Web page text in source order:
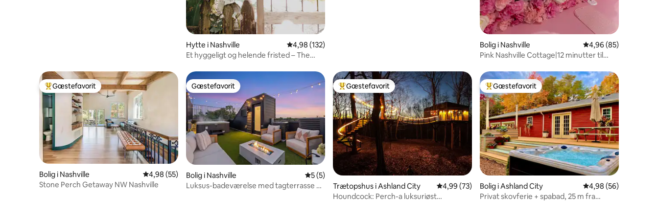
Hytte i Nashville 4,98 ud af 5 i gennemsnitlig bedømmelse, 132 omtaler
4,98 (132)
Et hyggeligt og helende fristed – The
Bolig i Nashville 4,96 ud af 5 i
4,96 (85)
Pink Nashville Cottage|12 minutter til
Bedste gæstefavorit
Gæstefavorit
Bolig i Nashville 4,98 ud af 5 i gennemsnitlig bedømmelse, 55 omtaler
4,98 (55)
Stone Perch Getaway NW Nashville
Gæstefavorit
Gæstefavorit
Bolig i Nashville 5 ud af 5 i gennemsnitlig bedømmelse, 5 omtaler
5 (5)
Luksus-badeværelse med tagterrasse og
Bedste gæstefavorit
Gæstefavorit
Trætopshus i Ashland City 4,99 ud af 5 i gennemsnitlig bedømmelse, 73 omtaler
4,99 (73)
Houndcock: Perch-a luksuriøst
Bedste gæstefavorit
Gæstefavorit
Bolig i Ashland City 4,98 ud af 5 i
4,98 (56)
Privat skovferie + spabad, 25 m fra